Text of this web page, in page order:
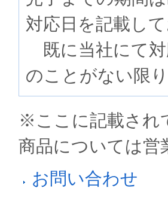
対応日を記載し
既に当社にて対
のことがない限
※ここに記載され
商品については営
お問い合わせ